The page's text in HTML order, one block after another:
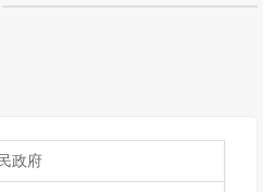
政府